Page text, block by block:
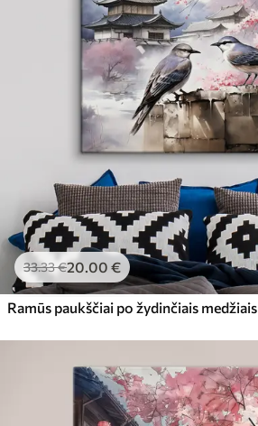
33.33€20.00 €
Ramūs paukščiai po žydinčiais medžiais